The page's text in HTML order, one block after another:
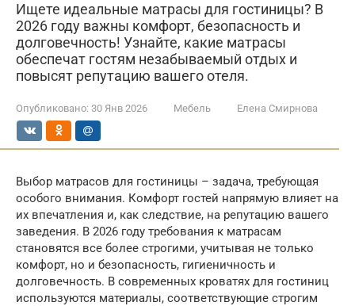
Ищете идеальные матрасы для гостиницы? В
2026 году важны комфорт, безопасность и
долговечность! Узнайте, какие матрасы
обеспечат гостям незабываемый отдых и
повысят репутацию вашего отеля.
Опубликовано: 30 Янв 2026 Мебель Елена Смирнова
Выбор матрасов для гостиницы – задача, требующая
особого внимания. Комфорт гостей напрямую влияет на
их впечатления и, как следствие, на репутацию вашего
заведения. В 2026 году требования к матрасам
становятся все более строгими, учитывая не только
комфорт, но и безопасность, гигиеничность и
долговечность. В современных кроватях для гостиниц
используются материалы, соответствующие строгим